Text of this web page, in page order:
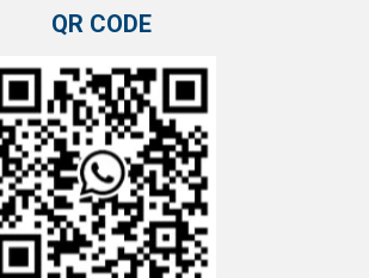
QR CODE